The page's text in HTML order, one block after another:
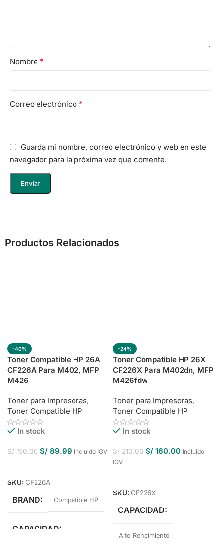
Nombre *
Correo electrónico *
Guarda mi nombre, correo electrónico y web en este
navegador para la próxima vez que comente.
Productos Relacionados
-40%
Toner Compatible HP 26A
CF226A Para M402, MFP
M426
Toner para Impresoras,
Toner Compatible HP
In stock
S/150.00 S/ 89.99 Incluido IGV
SKU: CF226A
BRAND Compatible HP
CAPACIDAD
-24%
Toner Compatible HP 26X
CF226X Para M402dn, MFP
M426fdw
Toner para Impresoras,
Toner Compatible HP
In stock
S/210.00 S/ 160.00 Incluido
IGV
SKU: CF226X
CAPACIDAD
Alto Rendimiento